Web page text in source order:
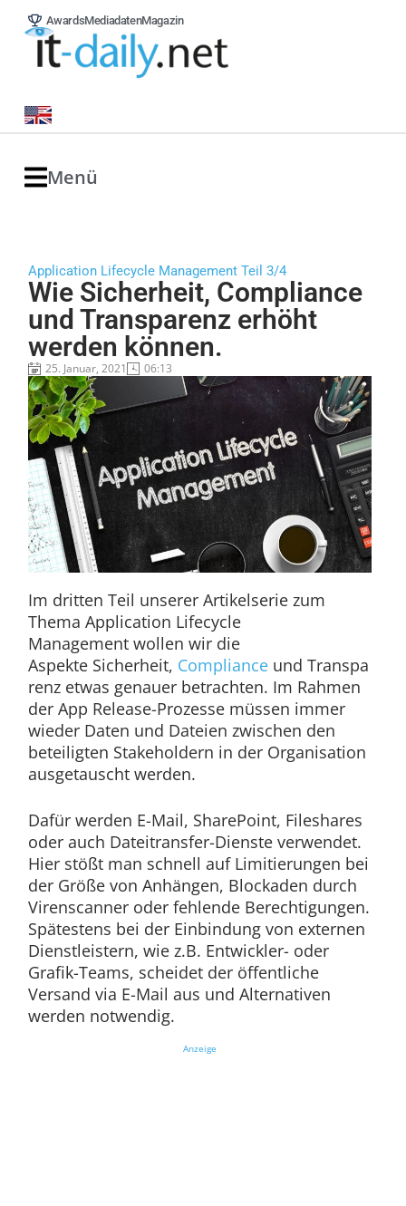
AwardsMediadatenMagazin
Menü
Application Lifecycle Management Teil 3/4
Wie Sicherheit, Compliance
und Transparenz erhöht
werden können.
25. Januar, 2021 06:13
Im dritten Teil unserer Artikelserie zum
Thema Application Lifecycle
Management wollen wir die
Aspekte Sicherheit, Complianceund Transpa
renz etwas genauer betrachten. Im Rahmen
der App Release-Prozesse müssen immer
wieder Daten und Dateien zwischen den
beteiligten Stakeholdern in der Organisation
ausgetauscht werden.
Dafür werden E-Mail, SharePoint, Fileshares
oder auch Dateitransfer-Dienste verwendet.
Hier stößt man schnell auf Limitierungen bei
der Größe von Anhängen, Blockaden durch
Virenscanner oder fehlende Berechtigungen.
Spätestens bei der Einbindung von externen
Dienstleistern, wie z.B. Entwickler- oder
Grafik-Teams, scheidet der öffentliche
Versand via E-Mail aus und Alternativen
werden notwendig.
Anzeige